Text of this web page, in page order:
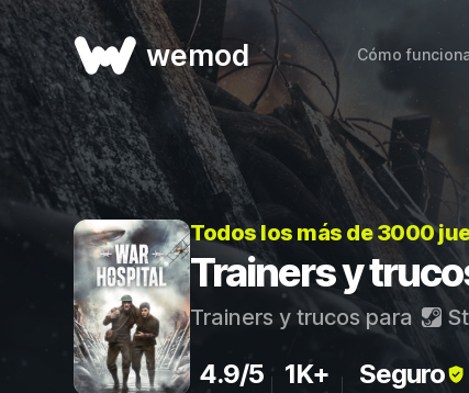
wemod Cómo
Todos los más de 3000
Trainers y
Trainers y trucos para
4.9/5 1K+ Seguro